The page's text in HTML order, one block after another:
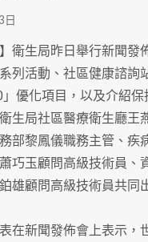
日
生局昨日舉行新聞發
列活動、社區健康諮詢
」優化項目，以及介紹
生局社區醫療衛生廳王
部黎鳳儀職務主管、疾
巧玉顧問高級技術員、
雄顧問高級技術員共同
新聞發佈會上表示，